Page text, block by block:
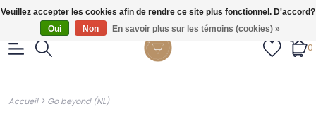
Gratis verzendig vanaf €55.
0
Accueil> Go beyond (NL)
Veuillez accepter les cookies afin de rendre ce site plus fonctionnel. D'accord?
Oui
Non En savoir plus sur les témoins (cookies) »